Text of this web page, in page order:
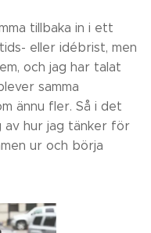
tillbaka in i ett
eller idébrist, men
och jag har talat
samma
ännu fler. Så i det
av hur jag tänker för
ur och börja